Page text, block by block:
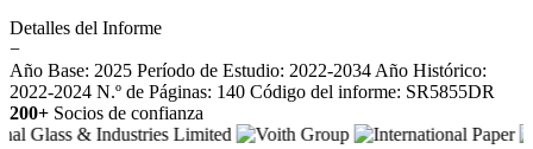
Detalles del Informe
−
Año Base: 2025 Período de Estudio: 2022-2034 Año Histórico:
2022-2024 N.º de Páginas: 140 Código del informe: SR5855DR
200+ Socios de confianza